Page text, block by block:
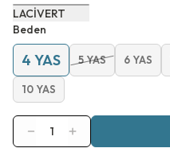
LACİVERT
Beden
4 YAS 5 YAS 6 YAS
10 YAS
1